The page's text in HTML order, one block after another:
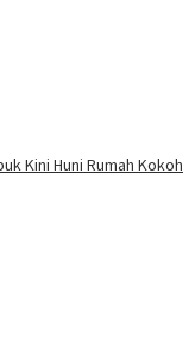
Kini Huni Rumah Kokoh